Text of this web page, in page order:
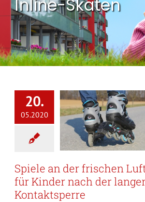
Inline-Skaten
20.
05.2020
Spiele an der frischen
für Kinder nach der
Kontaktsperre